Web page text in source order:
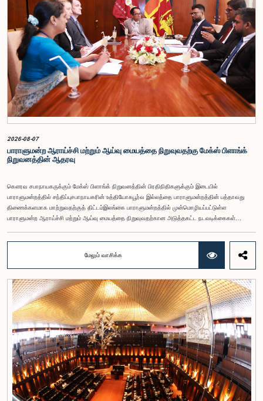
2026-08-07
பாராளுமன்ற ஆராய்ச்சி மற்றும் ஆய்வு மையத்தை நிறுவுவதற்கு மேக்ஸ் பிளாங்க்
நிறுவனத்தின் ஆதரவு
கௌரவ சபாநாயகருக்கும் மேக்ஸ் பிளாங்க் நிறுவனத்தின் பிரதிநிதிகளுக்கும் இடையில்
பாராளுமன்றத்தில் சந்திப்புசபாநாயகரின் உத்தியோகபூர்வ இல்லத்தை பாராளுமன்றத்தின் பத்தாவது
திணைக்களமாக மாற்றுவதற்குத் திட்டம்இலங்கை பாராளுமன்றத்தில் முன்மொழியப்பட்டுள்ள
பாராளுமன்ற ஆராய்ச்சி மற்றும் ஆய்வு மையத்தை நிறுவுவதற்கான அடுத்தகட்ட நடவடிக்கைகள்
International Peace and the Rule of Law) பிரதிநிதிகளுக்கும் இடையிலான சந்திப்பொன்று நேற்று
(06) பாராளுமன்ற வளாகத்தில் இடம்பெற்றது. இலங்கைப் பாராளுமன்றத்தின் அபிவிருத்தி
ஒருங்கிணைப்பாளராக ஆதரவளிக்கும் மேக்ஸ் பிளாங்க் அறக்கட்டளைளைப் பிரதிநிதித்துவப்படுத்தி,
அதன் நிர்வாகப் பணிப்பாளர் யோஹன்னஸ் க்ரூஸ்மார்க் (Johannes Krusemark), மூத்த ஆராய்ச்சி
அதிகாரி ஹெய்லி நிக்கோல் எவன்ஸ் (Hailey Nicole Evans) மற்றும் சட்ட ஆலோசகர் ருவினி
பெரேரா ஆகியோர் இதில் கலந்துகொண்டனர்.இதன்போது, முன்மொழியப்பட்டுள்ள பாராளுமன்ற ஆய்வு
மற்றும் ஆராய்ச்சி மையத்திற்காகத் தயாரிக்கப்பட்ட திட்ட முன்மொழிவு எனக்கு சமர்ப்பிக்கப்பட்டது.இந்த
மையமானது சபாநாயகரின் உத்தியோகபூர்வ இல்லத்தை மறுசீரமைத்து, இலங்கை பாராளுமன்றத்தின்
பத்தாவது திணைக்களமாக நிறுவ எதிர்பார்ப்பதாக இங்கு கருத்துத் தெரிவித்த கௌரவ சபாநாயகர்
குறிப்பிட்டார்.இந்த மையத்தின் மூலம்:• உள்ளூராட்சி மன்றங்கள், மாகாண சபைகள் மற்றும்
பாராளுமன்ற உறுப்பினர்கள் உள்ளிட்ட அனைத்து மக்கள் பிரதிநிதிகளையும் கொள்கை வகுப்பாளர்களாகப்
பயிற்றுவித்தல்,• சட்ட ஆக்கச் செயற்பாடுகளுக்கு அவசியமான ஆராய்ச்சி மற்றும் ஆய்வு
வாய்ப்புகளை விரிவாக்குதல்,• நிறைவேற்றப்பட்ட சட்டமூலங்கள் மற்றும் சட்டங்கள் குறித்து
பொதுமக்களின் கருத்துகளைப் பெற்று, அவற்றின் பயனுள்ள தன்மையை மீண்டும் மதிப்பீடு செய்தல்
(Post-Legislative Scrutiny),• ஆராய்ச்சியாளர்கள் மற்றும் அறிஞர்கள் பாராளுமன்ற
மேலும் வாசிக்க